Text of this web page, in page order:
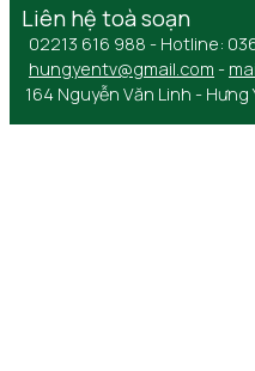
Liên hệ toà soạn
02213 616 988 - Hotline:
hungyentv@gmail.com -
164 Nguyễn Văn Linh - Hưng